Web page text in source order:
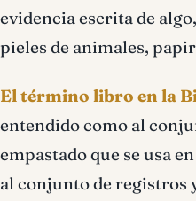
evidencia escrita de
pieles de animales,
El término libro en la
entendido como al
empastado que se usa
al conjunto de registros